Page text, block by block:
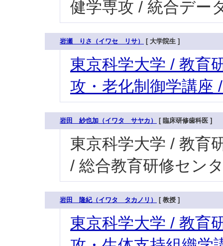
健学専攻 / 統合デー
岩瀬 りさ（イワセ リサ） [ 大学院生 ]
東京科学大学 / 教育
攻・老化制御学講座
岩田 紗也加（イワタ サヤカ） [ 臨床研修歯科医 ]
東京科学大学 / 教育
/ 総合教育研修セン
岩田 隆紀（イワタ タカノリ） [ 教授 ]
東京科学大学 / 教育